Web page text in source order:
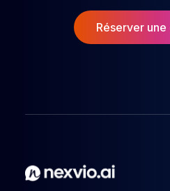
Réserver une